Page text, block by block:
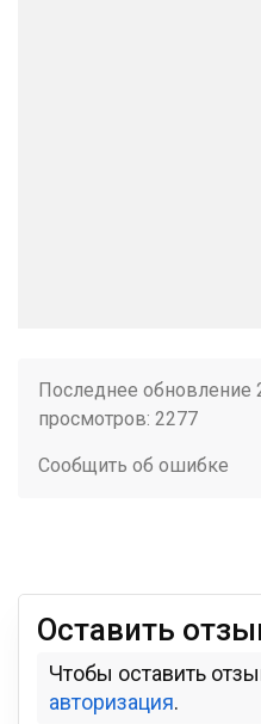
Последнее обновление
просмотров: 2277
Сообщить об ошибке
Оставить
Чтобы оставить
авторизация.